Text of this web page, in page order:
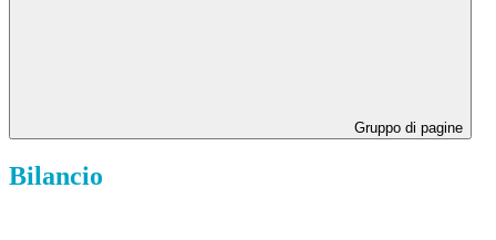
Gruppo di pagine
Bilancio